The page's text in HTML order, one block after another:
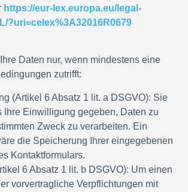
https://eur-lex.europa.eu/legal-
?uri=celex%3A32016R0679
Daten nur, wenn mindestens eine
zutrifft:
(Artikel 6 Absatz 1 lit. a DSGVO): Sie
Ihre Einwilligung gegeben, Daten zu
Zweck zu verarbeiten. Ein
die Speicherung Ihrer eingegebenen
Kontaktformulars.
6 Absatz 1 lit. b DSGVO): Um einen
vorvertragliche Verpflichtungen mit